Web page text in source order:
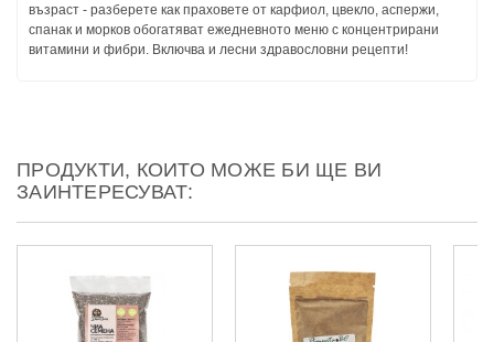
възраст - разберете как праховете от карфиол, цвекло, аспержи,
спанак и морков обогатяват ежедневното меню с концентрирани
витамини и фибри. Включва и лесни здравословни рецепти!
ПРОДУКТИ, КОИТО МОЖЕ БИ ЩЕ ВИ
ЗАИНТЕРЕСУВАТ: